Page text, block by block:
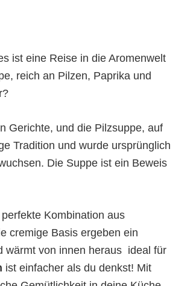
ist eine Reise in die Aromenwelt
reich an Pilzen, Paprika und
Gerichte, und die Pilzsuppe, auf
Tradition und wurde ursprünglich
Die Suppe ist ein Beweis
Kombination aus
cremige Basis ergeben ein
von innen heraus  ideal für
ist einfacher als du denkst! Mit